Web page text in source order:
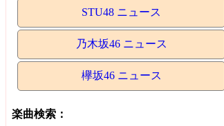
STU48 ニュース
乃木坂46 ニュース
欅坂46 ニュース
楽曲検索：